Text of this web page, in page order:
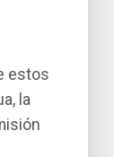
estos
la